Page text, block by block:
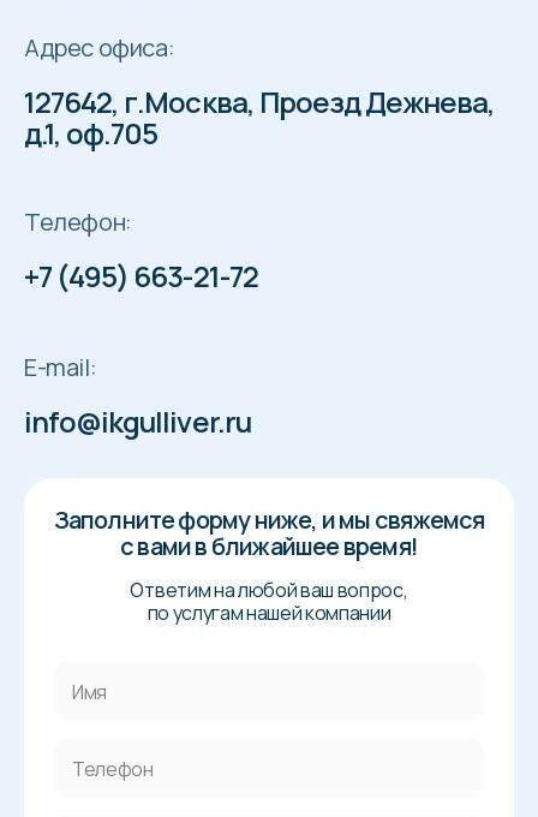
Телефон:
+7 (495) 663-21-72
E-mail:
info@ikgulliver.ru
Адрес офиса:
127642, г.Москва, Проезд Дежнева,
д.1, оф.705
Заполните форму ниже, и мы свяжемся
с вами в ближайшее время!
Ответим на любой ваш вопрос,
по услугам нашей компании